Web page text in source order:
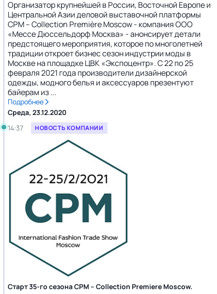
Организатор крупнейшей в России, Восточной Европе и
Центральной Азии деловой выставочной платформы
CPM – Collection Première Moscow - компания ООО
«Мессе Дюссельдорф Москва» - анонсирует детали
предстоящего мероприятия, которое по многолетней
традиции откроет бизнес сезон индустрии моды в
Москве на площадке ЦВК «Экспоцентр». С 22 по 25
февраля 2021 года производители дизайнерской
одежды, модного белья и аксессуаров презентуют
байерам из ...
Подробнее
Среда, 23.12.2020
14:37
НОВОСТЬ КОМПАНИИ
Старт 35-го сезона CPM – Collection Premiere Moscow.